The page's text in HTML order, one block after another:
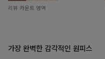
리뷰 카운트 영역
가장 완벽한 감각적인 원피스